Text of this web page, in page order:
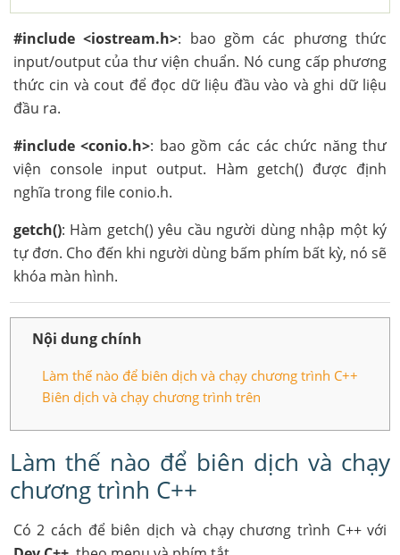
#include <iostream.h>: bao gồm các phương thức
input/output của thư viện chuẩn. Nó cung cấp phương
thức cin và cout để đọc dữ liệu đầu vào và ghi dữ liệu
đầu ra.
#include <conio.h>: bao gồm các các chức năng thư
viện console input output. Hàm getch() được định
nghĩa trong file conio.h.
getch(): Hàm getch() yêu cầu người dùng nhập một ký
tự đơn. Cho đến khi người dùng bấm phím bất kỳ, nó sẽ
khóa màn hình.
Nội dung chính
Làm thế nào để biên dịch và chạy chương trình C++
Biên dịch và chạy chương trình trên
Làm thế nào để biên dịch và chạy
chương trình C++
Có 2 cách để biên dịch và chạy chương trình C++ với